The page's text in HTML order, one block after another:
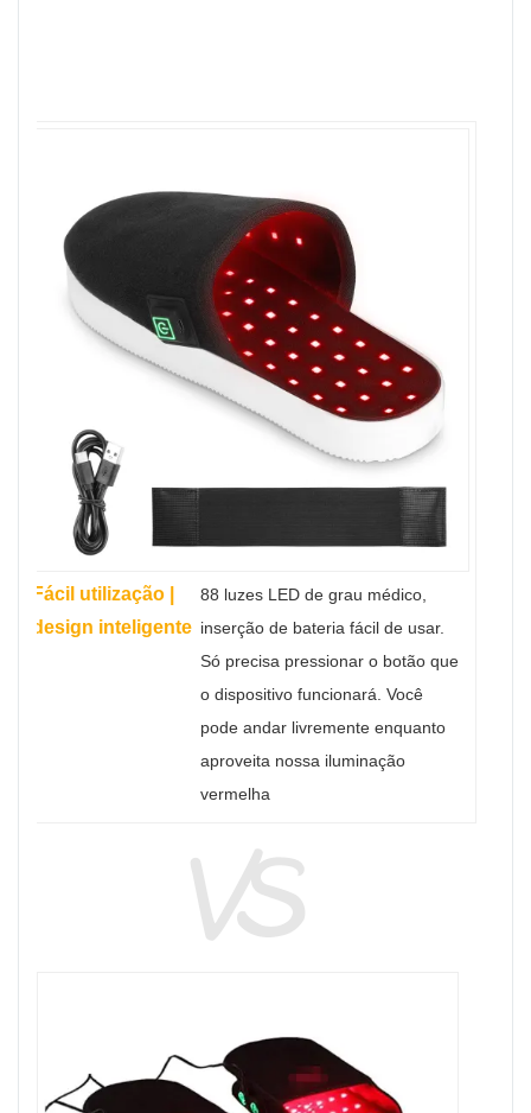
Fácil utilização |
design inteligente
88 luzes LED de grau médico,
inserção de bateria fácil de usar.
Só precisa pressionar o botão que
o dispositivo funcionará. Você
pode andar livremente enquanto
aproveita nossa iluminação
vermelha